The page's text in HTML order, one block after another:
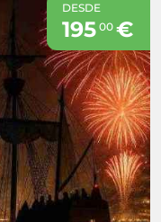
DESDE
195 00€